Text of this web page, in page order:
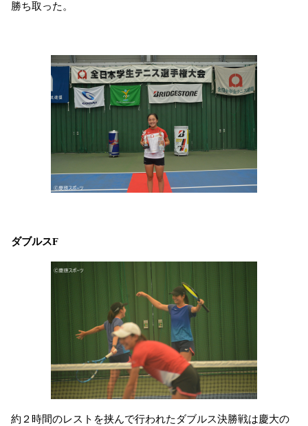
勝ち取った。
ダブルスF
約２時間のレストを挟んで行われたダブルス決勝戦は慶大の